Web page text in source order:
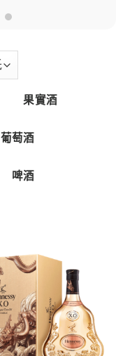
果實酒
葡萄酒
啤酒